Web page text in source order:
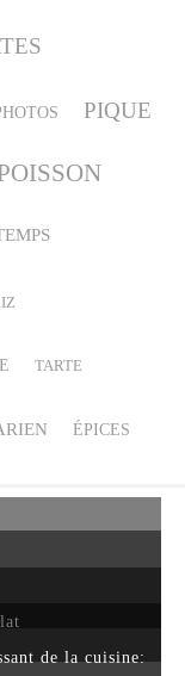
PIQUE
TARTE
ÉPICES
de la cuisine: